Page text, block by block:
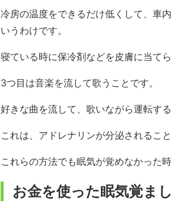
冷房の温度をできるだけ低くして、車
いうわけです。
寝ている時に保冷剤などを皮膚に当て
3つ目は音楽を流して歌うことです。
好きな曲を流して、歌いながら運転す
これは、アドレナリンが分泌されること
これらの方法でも眠気が覚めなかった
お金を使った眠気覚ま